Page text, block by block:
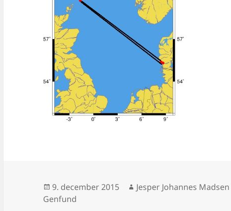
Udgivet
i
9. december 2015 Forfatter
Jesper Johannes Madsen
Genfund